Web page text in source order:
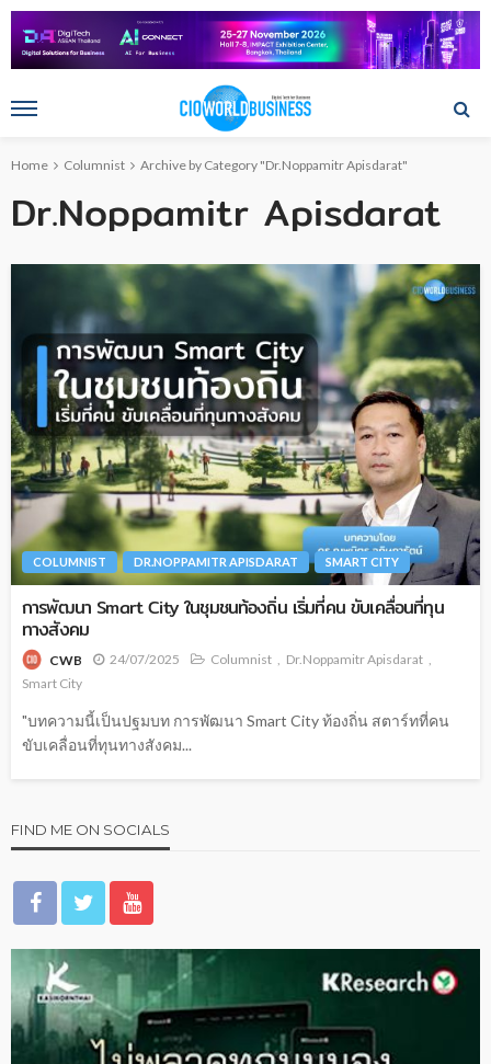
Home Columnist Archive by Category "Dr.Noppamitr Apisdarat"
Dr.Noppamitr Apisdarat
COLUMNIST DR.NOPPAMITR APISDARAT SMART CITY
การพัฒนา Smart City ในชุมชนท้องถิ่น เริ่มที่คน ขับเคลื่อนที่ทุน
ทางสังคม
CWB 24/07/2025 Columnist
Dr.Noppamitr Apisdarat
Smart City
"บทความนี้เป็นปฐมบท การพัฒนา Smart City ท้องถิ่น สตาร์ทที่คน
ขับเคลื่อนที่ทุนทางสังคม...
FIND ME ON SOCIALS